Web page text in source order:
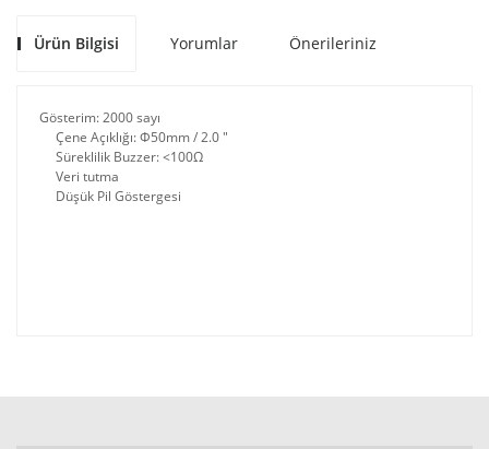
Ürün Bilgisi Yorumlar Önerileriniz
Gösterim: 2000 sayı
Çene Açıklığı: Φ50mm / 2.0 "
Süreklilik Buzzer: <100Ω
Veri tutma
Düşük Pil Göstergesi